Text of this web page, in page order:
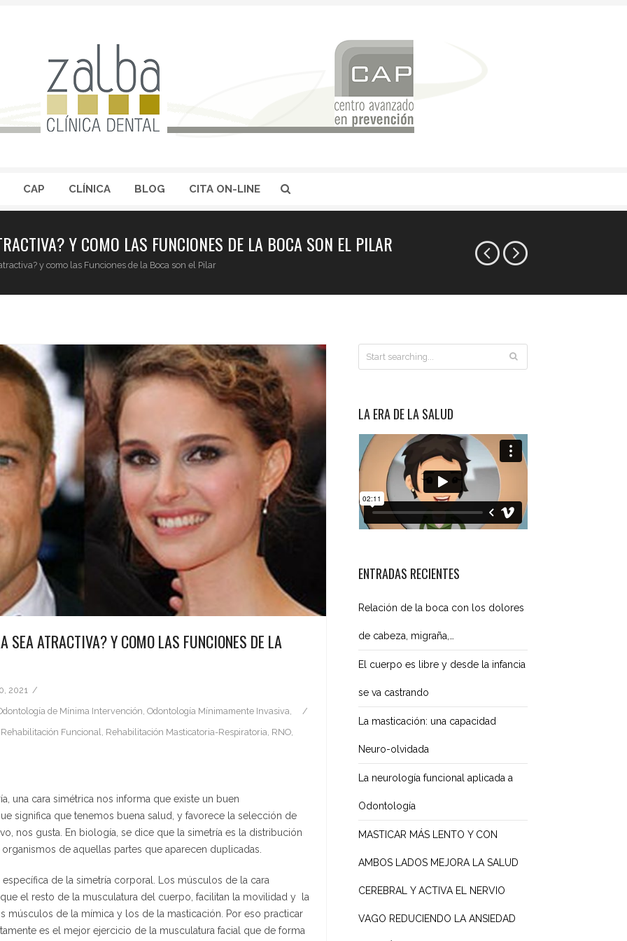
CAP CLÍNICA BLOG CITA ON-LINE
Y COMO LAS FUNCIONES DE LA BOCA SON EL PILAR
y como las Funciones de la Boca son el Pilar
SEA ATRACTIVA? Y COMO LAS FUNCIONES DE LA
2021
de Mínima Intervención, Odontología Mínimamente Invasiva,
Rehabilitación Funcional, Rehabilitación Masticatoria-Respiratoria, RNO,
una cara simétrica nos informa que existe un buen
significa que tenemos buena salud, y favorece la selección de
nos gusta. En biología, se dice que la simetría es la distribución
de aquellas partes que aparecen duplicadas.
específica de la simetría corporal. Los músculos de la cara
el resto de la musculatura del cuerpo, facilitan la movilidad y la
músculos de la mímica y los de la masticación. Por eso practicar
es el mejor ejercicio de la musculatura facial que de forma
LA ERA DE LA SALUD
ENTRADAS RECIENTES
Relación de la boca con los dolores
de cabeza, migraña,…
El cuerpo es libre y desde la infancia
se va castrando
La masticación: una capacidad
Neuro-olvidada
La neurología funcional aplicada a
Odontología
MASTICAR MÁS LENTO Y CON
AMBOS LADOS MEJORA LA SALUD
CEREBRAL Y ACTIVA EL NERVIO
VAGO REDUCIENDO LA ANSIEDAD